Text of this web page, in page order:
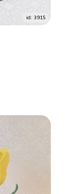
id: 3915